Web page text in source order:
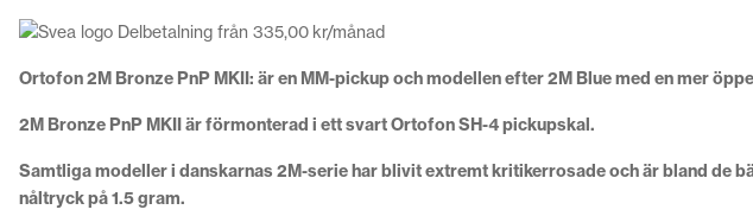
Delbetalning från 335,00 kr/månad
Ortofon 2M Bronze PnP MKII: är en MM-pickup och modellen efter 2M Blue med en mer
2M Bronze PnP MKII är förmonterad i ett svart Ortofon SH-4 pickupskal.
Samtliga modeller i danskarnas 2M-serie har blivit extremt kritikerrosade och är bland de
nåltryck på 1.5 gram.